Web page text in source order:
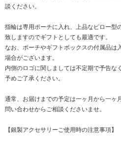
談ください。
指輪は専用ポーチに入れ、上品なピロー型
致しますのでギフトとしても最適です。
なお、ポーチやギフトボックスの付属品は
場合がございます。
内側のロゴに関しましては不定期で予告な
予めご了承ください。
通常、お届けまでの予定は一ヶ月から一ヶ
問い合わせからご相談くださいませ。
【銀製アクセサリーご使用時の注意事項】